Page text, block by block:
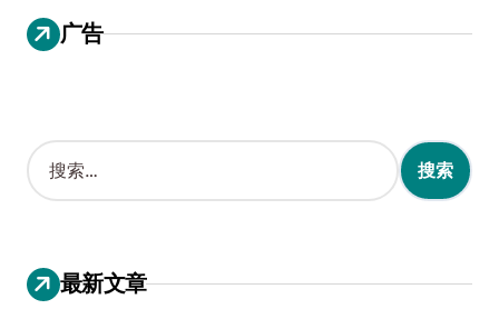
广告
搜
索
：
最新文章